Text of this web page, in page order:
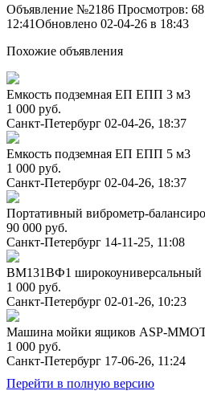
Объявление №2186 Просмотров: 68
12:41Обновлено 02-04-26 в 18:43
Похожие объявления
Емкость подземная ЕП ЕПП 3 м3
1 000 руб.
Санкт-Петербург 02-04-26, 18:37
Емкость подземная ЕП ЕПП 5 м3
1 000 руб.
Санкт-Петербург 02-04-26, 18:37
Портативный виброметр-
90 000 руб.
Санкт-Петербург 14-11-25, 11:08
ВМ131ВФ1 широкоуниверсальный
1 000 руб.
Санкт-Петербург 02-01-26, 10:23
Машина мойки ящиков ASP-
1 000 руб.
Санкт-Петербург 17-06-26, 11:24
Перейти в полную версию